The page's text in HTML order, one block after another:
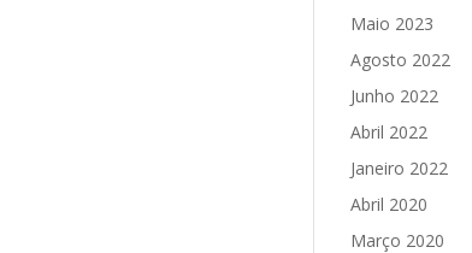
Maio 2023
Agosto 2022
Junho 2022
Abril 2022
Janeiro 2022
Abril 2020
Março 2020